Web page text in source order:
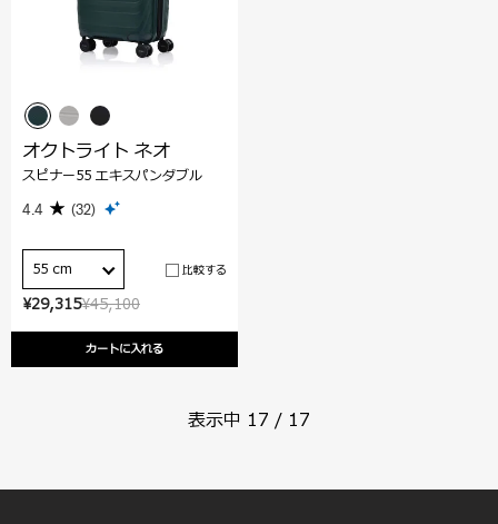
¥45,100
¥29,315
カートに入れる
オクトライト ネオ
スピナー55 エキスパンダブル
4.4 (32)
55 cm 比較する
表示中 17 / 17